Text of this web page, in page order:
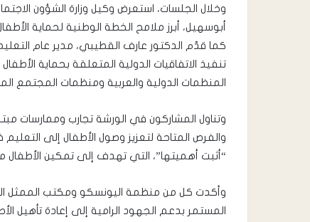
وخلال الجلسات، استعرض وكيل وزارة الشؤون
كما قدّم الدكتور عارف القطيبي، مدير عام
تنفيذ الاتفاقيات الدولية المتعلقة بحماية
المنظمات الدولية والعربية ومنظمات المجتمع
وتناول المشاركون في الورشة تجارب وممارسات
والفرص المتاحة لتعزيز وصول الأطفال إلى
“أثبت أهميتها”، التي تهدف إلى تمكين الأطفال
وأكدت كل من منظمة اليونسكو ومكتب الممثل
المستمر بدعم الجهود الرامية إلى إعادة تأهيل